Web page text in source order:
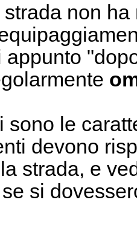
non
sono le
devono
strada, e
si